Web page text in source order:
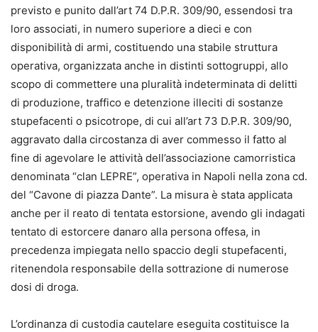
previsto e punito dall’art 74 D.P.R. 309/90, essendosi tra
loro associati, in numero superiore a dieci e con
disponibilità di armi, costituendo una stabile struttura
operativa, organizzata anche in distinti sottogruppi, allo
scopo di commettere una pluralità indeterminata di delitti
di produzione, traffico e detenzione illeciti di sostanze
stupefacenti o psicotrope, di cui all’art 73 D.P.R. 309/90,
aggravato dalla circostanza di aver commesso il fatto al
fine di agevolare le attività dell’associazione camorristica
denominata “clan LEPRE”, operativa in Napoli nella zona cd.
del “Cavone di piazza Dante”. La misura è stata applicata
anche per il reato di tentata estorsione, avendo gli indagati
tentato di estorcere danaro alla persona offesa, in
precedenza impiegata nello spaccio degli stupefacenti,
ritenendola responsabile della sottrazione di numerose
dosi di droga.
L’ordinanza di custodia cautelare eseguita costituisce la